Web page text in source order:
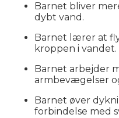
Barnet bliver
dybt vand.
Barnet lærer at
kroppen i vandet.
Barnet arbejder
armbevægelser
Barnet øver
forbindelse med